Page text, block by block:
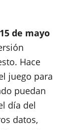
de mayo
Hace
juego para
puedan
día del
datos,